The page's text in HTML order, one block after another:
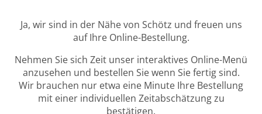
Ja, wir sind in der Nähe von Schötz und freuen uns
auf Ihre Online-Bestellung.
Nehmen Sie sich Zeit unser interaktives Online-Menü
anzusehen und bestellen Sie wenn Sie fertig sind.
Wir brauchen nur etwa eine Minute Ihre Bestellung
mit einer individuellen Zeitabschätzung zu
bestätigen.